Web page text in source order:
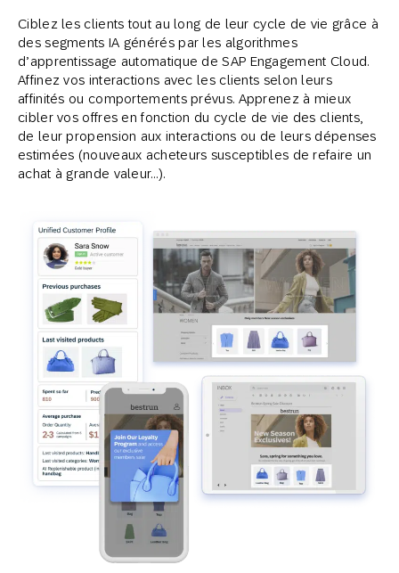
Ciblez les clients tout au long de leur cycle de vie grâce à
des segments IA générés par les algorithmes
d’apprentissage automatique de SAP Engagement Cloud.
Affinez vos interactions avec les clients selon leurs
affinités ou comportements prévus. Apprenez à mieux
cibler vos offres en fonction du cycle de vie des clients,
de leur propension aux interactions ou de leurs dépenses
estimées (nouveaux acheteurs susceptibles de refaire un
achat à grande valeur…).